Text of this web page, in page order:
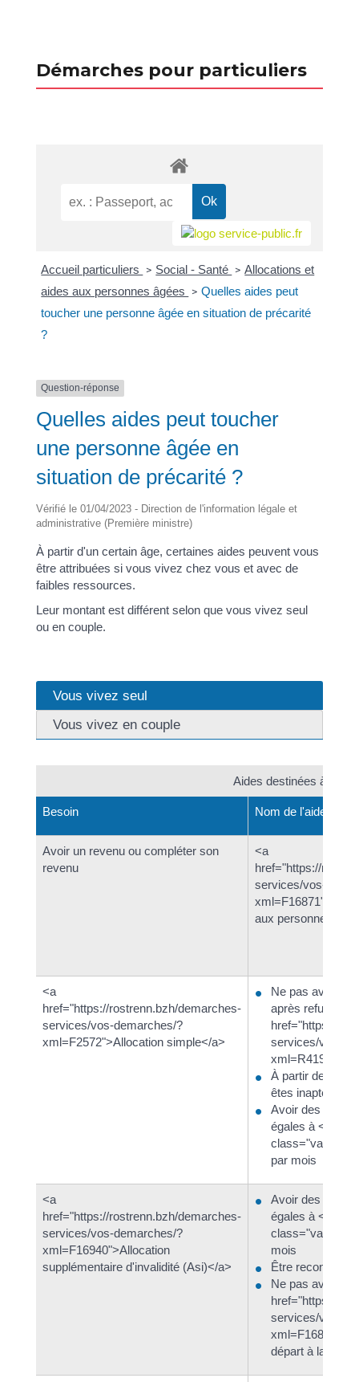
Démarches pour particuliers
Accueil particuliers > Social - Santé > Allocations et
aides aux personnes âgées
> Quelles aides peut
toucher une personne âgée en situation de précarité
?
Question-réponse
Quelles aides peut toucher
une personne âgée en
situation de précarité ?
Vérifié le 01/04/2023 - Direction de l'information légale et
administrative (Première ministre)
À partir d'un certain âge, certaines aides peuvent vous
être attribuées si vous vivez chez vous et avec de
faibles ressources.
Leur montant est différent selon que vous vivez seul
ou en couple.
Vous vivez seul
Vous vivez en couple
Aides destinées à la
Besoin Nom de l'aide
Avoir un revenu ou compléter son
revenu
<a
href="https://
services/vos-
aux personnes
<a
href="https://rostrenn.bzh/demarches-
services/vos-demarches/?
xml=F2572">Allocation simple</a>
Ne pas avoir de
après refus de
href="https://
services/vos-
À partir de 65
êtes inapte au
Avoir des
égales à <span
par mois
<a
href="https://rostrenn.bzh/demarches-
services/vos-demarches/?
xml=F16940">Allocation
supplémentaire d'invalidité (Asi)</a>
Avoir des
égales à <span
mois
Être reconnu
Ne pas avoir
href="https://
services/vos-
départ à la